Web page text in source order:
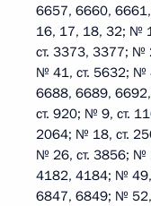
6657, 6660,
16, 17, 18, 32; №
ст. 3373, 3377; №
№ 41, ст. 5632; №
6688, 6689,
ст. 920; № 9, ст.
2064; № 18, ст.
№ 26, ст. 3856; №
4182, 4184; №
6847, 6849; № 52,